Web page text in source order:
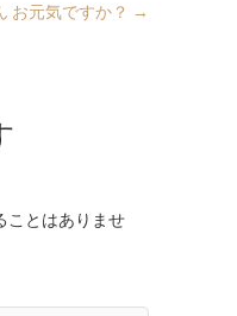
お元気ですか？ →
ことはありませ